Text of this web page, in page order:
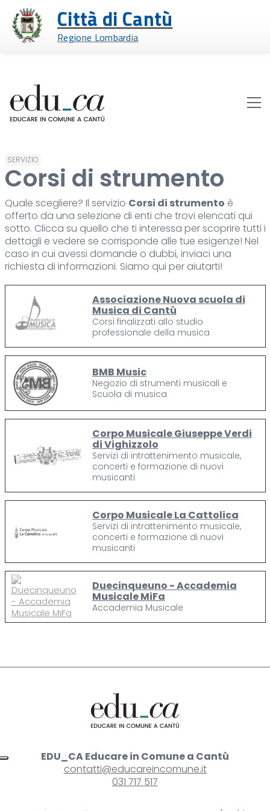
Città di Cantù
Regione Lombardia
SERVIZIO
Corsi di strumento
Quale scegliere? Il servizio Corsi di strumento è
offerto da una selezione di enti che trovi elencati qui
sotto. Clicca su quello che ti interessa per scoprire tutti i
dettagli e vedere se corrisponde alle tue esigenze! Nel
caso in cui avessi domande o dubbi, inviaci una
richiesta di informazioni. Siamo qui per aiutarti!
Associazione Nuova scuola di
Musica di Cantù
Corsi finalizzati allo studio
professionale della musica
BMB Music
Negozio di strumenti musicali e
Scuola di musica
Corpo Musicale Giuseppe Verdi
di Vighizzolo
Servizi di intrattenimento musicale,
concerti e formazione di nuovi
musicanti
Corpo Musicale La Cattolica
Servizi di intrattenimento musicale,
concerti e formazione di nuovi
musicanti
Duecinqueuno - Accademia
Musicale MiFa
Accademia Musicale
EDU_CA Educare in Comune a Cantù
contatti@educareincomune.it
031 717 517